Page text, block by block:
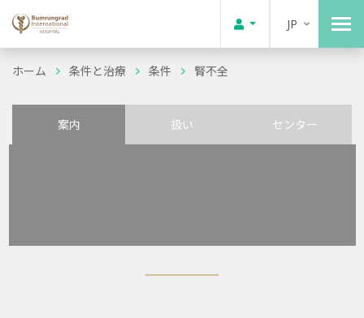
JP
ホーム 条件と治療 条件 腎不全
案内 扱い センター